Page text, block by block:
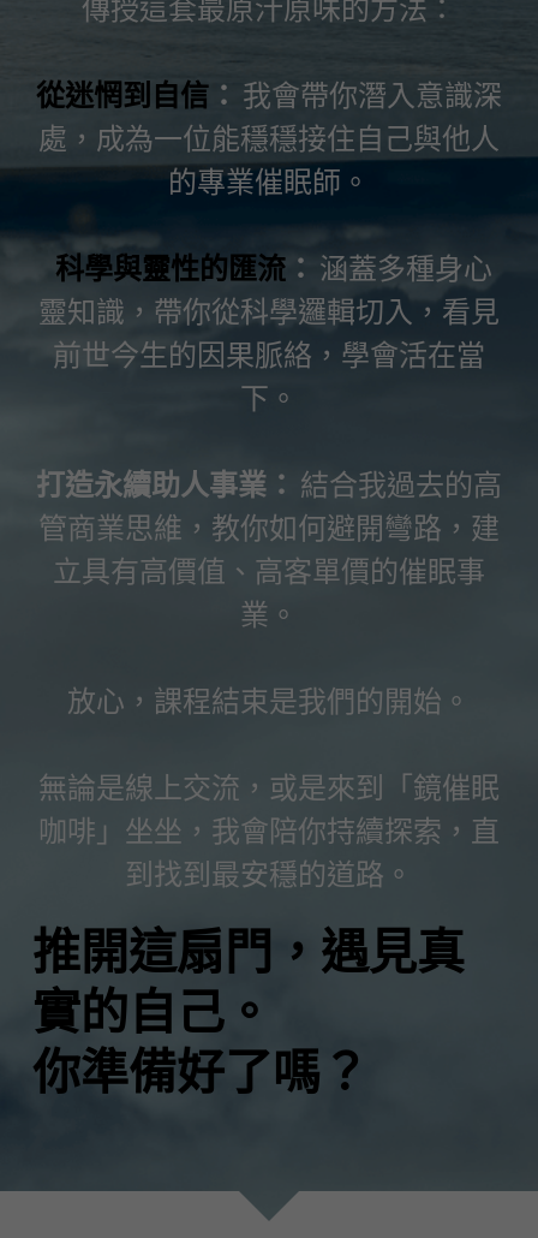
傳授這套最原汁原味的方法：
從迷惘到自信： 我會帶你潛入意識深
處，成為一位能穩穩接住自己與他人
的專業催眠師。
科學與靈性的匯流： 涵蓋多種身心
靈知識，帶你從科學邏輯切入，看見
前世今生的因果脈絡，學會活在當
下。
打造永續助人事業： 結合我過去的高
管商業思維，教你如何避開彎路，建
立具有高價值、高客單價的催眠事
業。
放心，課程結束是我們的開始。
無論是線上交流，或是來到「鏡催眠
咖啡」坐坐，我會陪你持續探索，直
到找到最安穩的道路。
推開這扇門，遇見真
實的自己。
你準備好了嗎？